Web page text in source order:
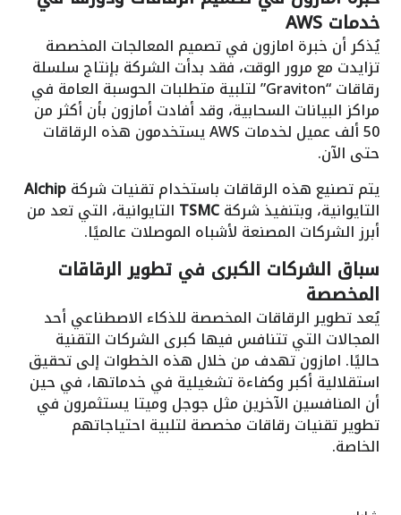
خدمات AWS
يُذكر أن خبرة امازون في تصميم المعالجات المخصصة
تزايدت مع مرور الوقت، فقد بدأت الشركة بإنتاج سلسلة
رقاقات “Graviton” لتلبية متطلبات الحوسبة العامة في
مراكز البيانات السحابية، وقد أفادت أمازون بأن أكثر من
50 ألف عميل لخدمات AWS يستخدمون هذه الرقاقات
حتى الآن.
يتم تصنيع هذه الرقاقات باستخدام تقنيات شركةAlchip
التايوانية، وبتنفيذ شركةTSMC التايوانية، التي تعد من
أبرز الشركات المصنعة لأشباه الموصلات عالميًا.
سباق الشركات الكبرى في تطوير الرقاقات
المخصصة
يُعد تطوير الرقاقات المخصصة للذكاء الاصطناعي أحد
المجالات التي تتنافس فيها كبرى الشركات التقنية
حاليًا. امازون تهدف من خلال هذه الخطوات إلى تحقيق
استقلالية أكبر وكفاءة تشغيلية في خدماتها، في حين
أن المنافسين الآخرين مثل جوجل وميتا يستثمرون في
تطوير تقنيات رقاقات مخصصة لتلبية احتياجاتهم
الخاصة.